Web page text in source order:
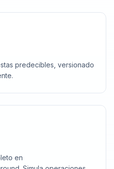
predecibles, versionado
en